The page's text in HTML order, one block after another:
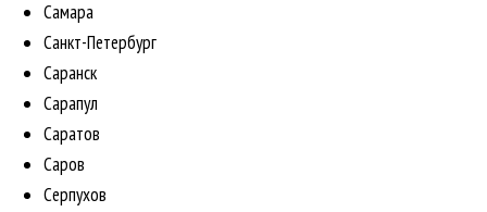
Самара
Санкт-Петербург
Саранск
Сарапул
Саратов
Саров
Серпухов